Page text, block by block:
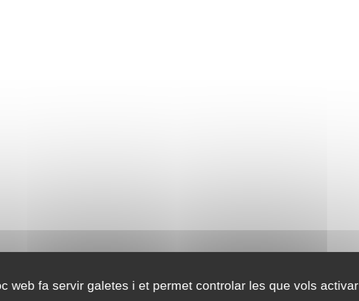
web fa servir galetes i et permet controlar les que vols activar